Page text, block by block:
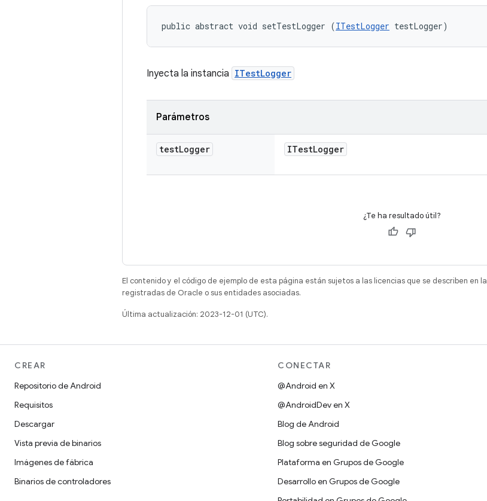
public abstract void setTestLogger (ITestLogger testLogger)
Inyecta la instancia ITestLogger
Parámetros
testLogger ITestLogger
¿Te ha resultado útil?
El contenido y el código de ejemplo de esta página están sujetos a las licencias que se describen en la
registradas de Oracle o sus entidades asociadas.
Última actualización: 2023-12-01 (UTC).
CREAR
Repositorio de Android
Requisitos
Descargar
Vista previa de binarios
Imágenes de fábrica
Binarios de controladores
CONECTAR
@Android en X
@AndroidDev en X
Blog de Android
Blog sobre seguridad de Google
Plataforma en Grupos de Google
Desarrollo en Grupos de Google